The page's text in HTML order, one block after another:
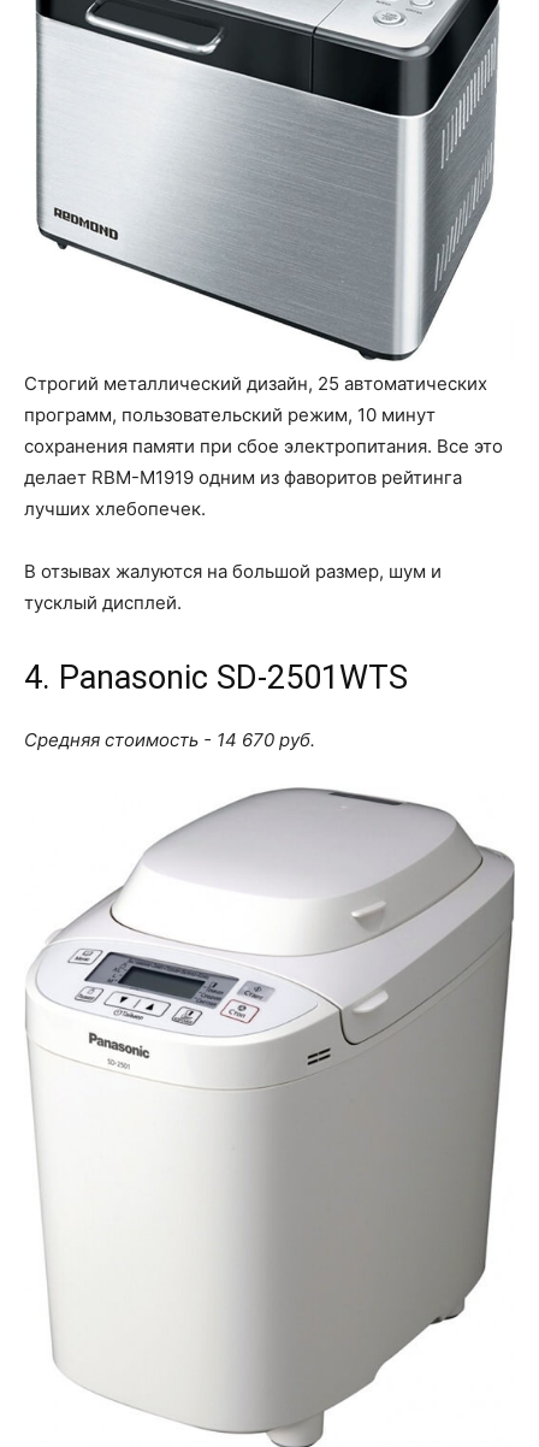
Строгий металлический дизайн, 25 автоматических
программ, пользовательский режим, 10 минут
сохранения памяти при сбое электропитания. Все это
делает RBM-M1919 одним из фаворитов рейтинга
лучших хлебопечек.
В отзывах жалуются на большой размер, шум и
тусклый дисплей.
4. Panasonic SD-2501WTS
Средняя стоимость - 14 670 руб.